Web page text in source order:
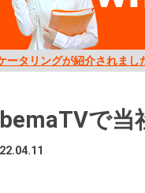
タリングが紹介されまし
で当